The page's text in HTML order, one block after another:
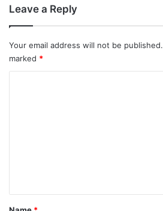
Leave a Reply
Your email address will not be published.
marked *
*